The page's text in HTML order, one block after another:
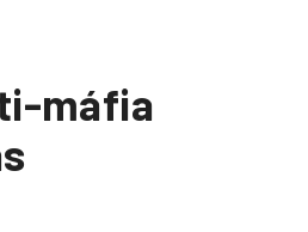
máfia